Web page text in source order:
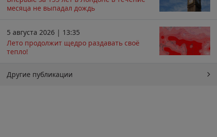
месяца не выпадал дождь
5 августа 2026 | 13:35
Лето продолжит щедро раздавать своё
тепло!
Другие публикации